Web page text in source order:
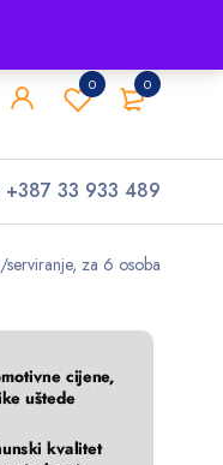
0
0
+387 33 933 489
za 6 osoba